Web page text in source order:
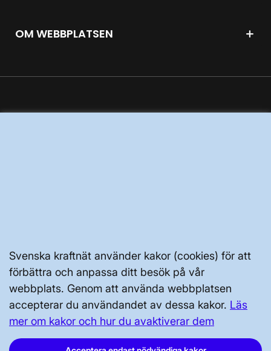
Svenska kraftnät använder kakor (cookies) för att
förbättra och anpassa ditt besök på vår
webbplats. Genom att använda webbplatsen
accepterar du användandet av dessa kakor. Läs
mer om kakor och hur du avaktiverar dem
OM WEBBPLATSEN